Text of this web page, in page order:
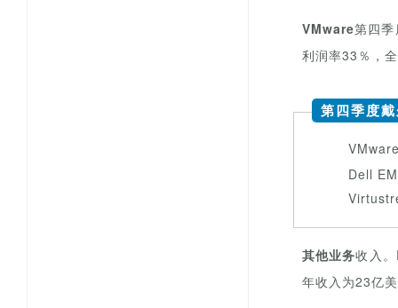
VMware第四季
利润率33％，
第四季度
Dell
其他业务收入
年收入为23亿